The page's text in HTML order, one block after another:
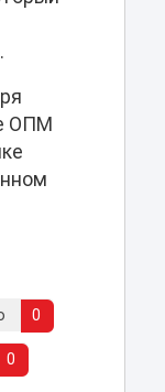
ОПМ
0
0